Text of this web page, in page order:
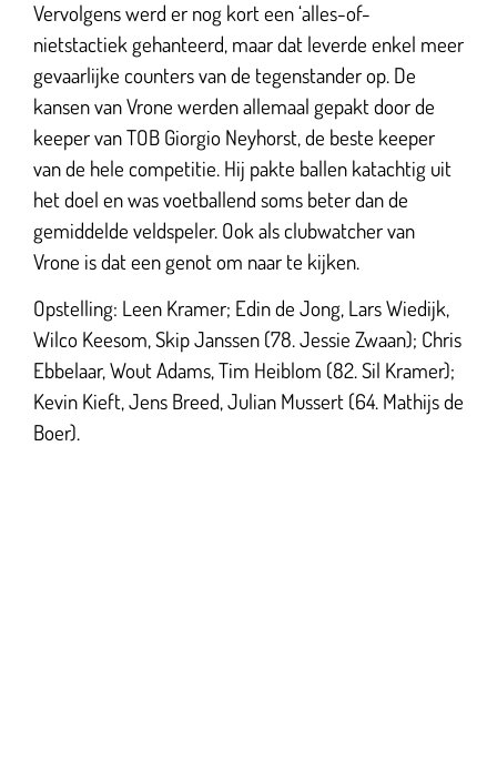
Vervolgens werd er nog kort een ‘alles-of-
nietstactiek gehanteerd, maar dat leverde enkel meer
gevaarlijke counters van de tegenstander op. De
kansen van Vrone werden allemaal gepakt door de
keeper van TOB Giorgio Neyhorst, de beste keeper
van de hele competitie. Hij pakte ballen katachtig uit
het doel en was voetballend soms beter dan de
gemiddelde veldspeler. Ook als clubwatcher van
Vrone is dat een genot om naar te kijken.
Opstelling: Leen Kramer; Edin de Jong, Lars Wiedijk,
Wilco Keesom, Skip Janssen (78. Jessie Zwaan); Chris
Ebbelaar, Wout Adams, Tim Heiblom (82. Sil Kramer);
Kevin Kieft, Jens Breed, Julian Mussert (64. Mathijs de
Boer).